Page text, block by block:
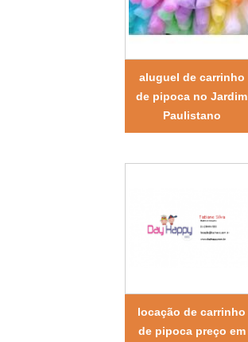
aluguel de carrinho
de pipoca no Jardim
Paulistano
locação de carrinho
de pipoca preço em